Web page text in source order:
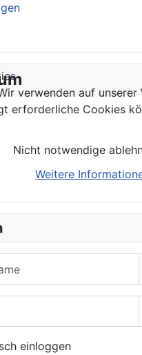
Informationen: Forum
einloggen
verwenden auf
erforderliche Cookies
Nicht notwendige
Weitere